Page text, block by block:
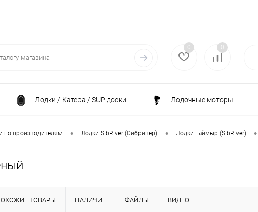
0 0
Лодки / Катера / SUP доски Лодочные моторы
/ Велосипеды / Самокаты Электротранспорт
и электростанции
по производителям • Лодки SibRiver (Сибривер) • Лодки Таймыр (SibRiver) •
ТОВАРЫ НАЛИЧИЕ ФАЙЛЫ ВИДЕО